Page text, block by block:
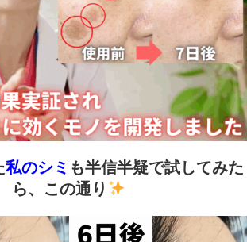
私のシミ も半信半疑で試してみた
ら、この通り